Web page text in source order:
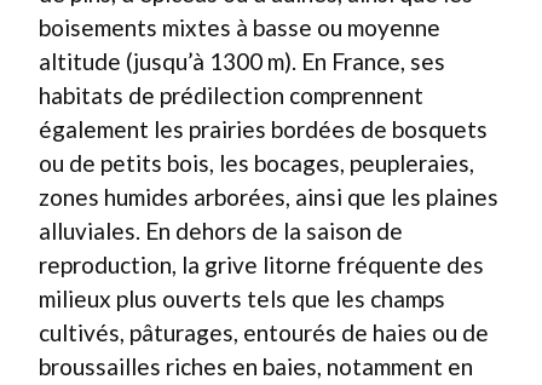
boisements mixtes à basse ou moyenne
altitude (jusqu’à 1300 m). En France, ses
habitats de prédilection comprennent
également les prairies bordées de bosquets
ou de petits bois, les bocages, peupleraies,
zones humides arborées, ainsi que les plaines
alluviales. En dehors de la saison de
reproduction, la grive litorne fréquente des
milieux plus ouverts tels que les champs
cultivés, pâturages, entourés de haies ou de
broussailles riches en baies, notamment en